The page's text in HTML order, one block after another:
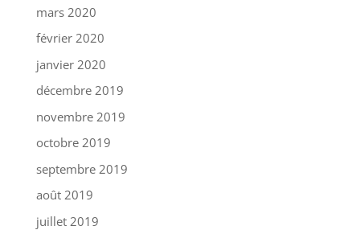
mars 2020
février 2020
janvier 2020
décembre 2019
novembre 2019
octobre 2019
septembre 2019
août 2019
juillet 2019